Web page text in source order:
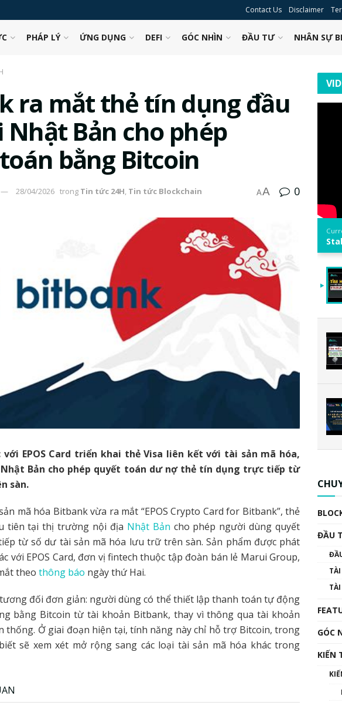
Contact Us Disclaimer
PHÁP LÝ ỨNG DỤNG DEFI GÓC NHÌN ĐẦU TƯ NHÂN SỰ
ra mắt thẻ tín dụng đầu
Bản cho phép
bằng Bitcoin
28/04/2026 trong Tin tức 24H, Tin tức Blockchain AA 0
EPOS Card triển khai thẻ Visa liên kết với tài sản mã hóa,
Bản cho phép quyết toán dư nợ thẻ tín dụng trực tiếp từ
sàn.
mã hóa Bitbank vừa ra mắt “EPOS Crypto Card for Bitbank”, thẻ
tiên tại thị trường nội địa Nhật Bản cho phép người dùng quyết
từ số dư tài sản mã hóa lưu trữ trên sàn. Sản phẩm được phát
với EPOS Card, đơn vị fintech thuộc tập đoàn bán lẻ Marui Group,
theo thông báo ngày thứ Hai.
đối đơn giản: người dùng có thể thiết lập thanh toán tự động
bằng Bitcoin từ tài khoản Bitbank, thay vì thông qua tài khoản
thống. Ở giai đoạn hiện tại, tính năng này chỉ hỗ trợ Bitcoin, trong
sẽ xem xét mở rộng sang các loại tài sản mã hóa khác trong
ĐẦU
GÓC
KIẾN